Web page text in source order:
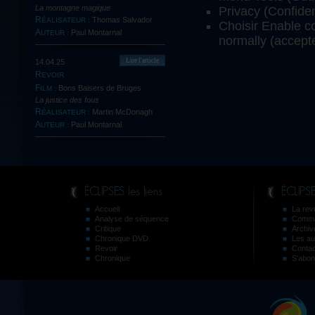
La montagne magique
RÉALISATEUR : Thomas Salvador
AUTEUR : Paul Montarnal
14.04.25
REVOIR
FILM : Bons Baisers de Bruges
La justice des fous
RÉALISATEUR : Martin McDonagh
AUTEUR : Paul Montarnal
Lire l'article
Privacy
Choisir Enable
normally
Accueil
Analyse de séquence
Critique
Chronique DVD
Revoir
Chronique
La
Les